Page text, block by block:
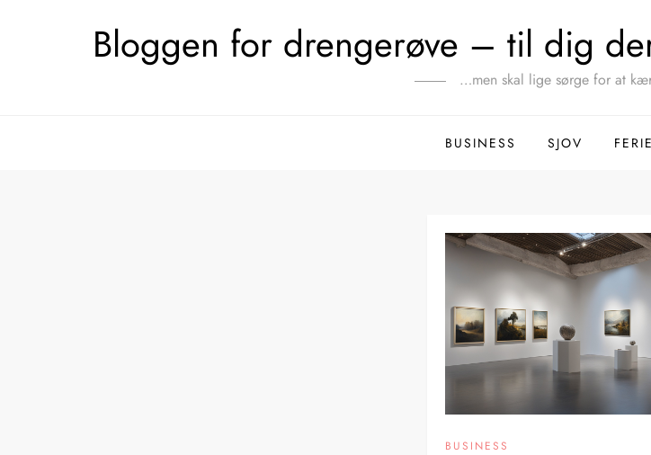
Bloggen for drengerøve – til dig
…men skal lige sørge for at
BUSINESS SJOV
BUSINESS